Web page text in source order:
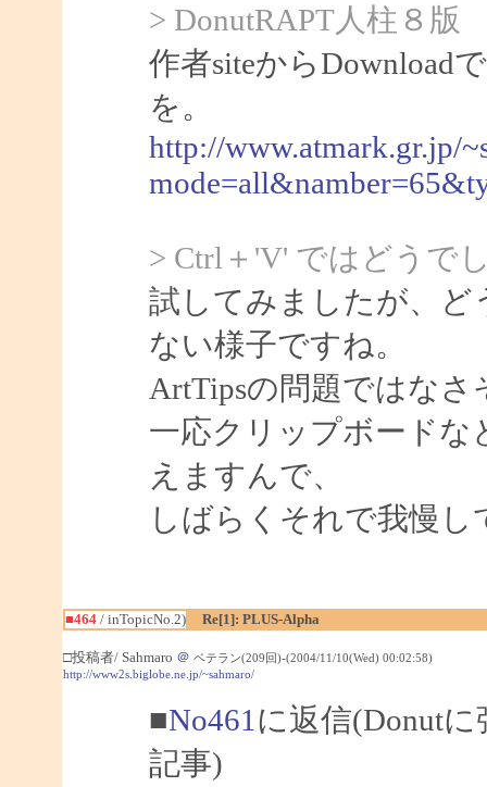
> DonutRAPT人柱８版
作者siteからDownload
を。
http://www.atmark.gr.jp/
> Ctrl＋'V' ではどうで
試してみましたが、ど
ない様子ですね。
ArtTipsの問題ではなさ
一応クリップボード
えますんで、
しばらくそれで我慢し
■464/ inTopicNo.2) Re[1]: PLUS-Alpha
□投稿者/ Sahmaro ＠ ベテラン(209回)-(2004/11/10(Wed) 00:02:58)
http://www2s.biglobe.ne.jp/~sahmaro/
■No461 に返信(Donut
記事)